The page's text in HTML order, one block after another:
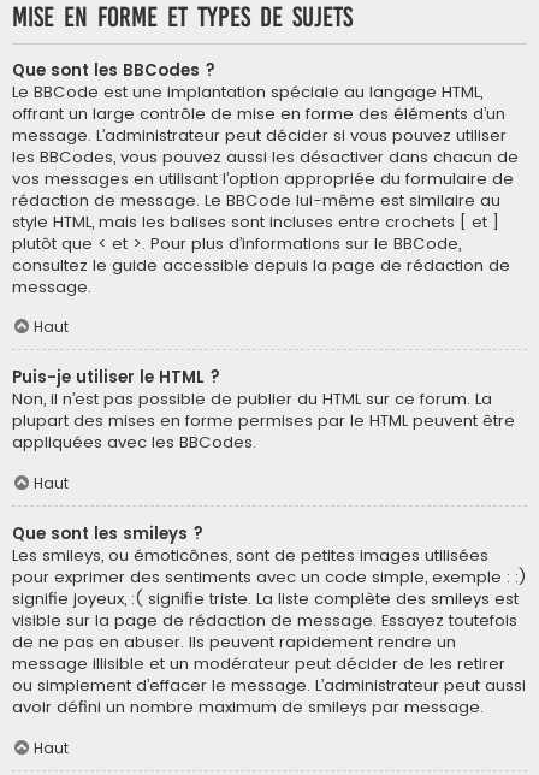
Mise en forme et types de sujets
Que sont les BBCodes ?
Le BBCode est une implantation spéciale au langage HTML,
offrant un large contrôle de mise en forme des éléments d’un
message. L’administrateur peut décider si vous pouvez utiliser
les BBCodes, vous pouvez aussi les désactiver dans chacun de
vos messages en utilisant l’option appropriée du formulaire de
rédaction de message. Le BBCode lui-même est similaire au
style HTML, mais les balises sont incluses entre crochets [ et ]
plutôt que < et >. Pour plus d’informations sur le BBCode,
consultez le guide accessible depuis la page de rédaction de
message.
Haut
Puis-je utiliser le HTML ?
Non, il n’est pas possible de publier du HTML sur ce forum. La
plupart des mises en forme permises par le HTML peuvent être
appliquées avec les BBCodes.
Haut
Que sont les smileys ?
Les smileys, ou émoticônes, sont de petites images utilisées
pour exprimer des sentiments avec un code simple, exemple : :)
signifie joyeux, :( signifie triste. La liste complète des smileys est
visible sur la page de rédaction de message. Essayez toutefois
de ne pas en abuser. Ils peuvent rapidement rendre un
message illisible et un modérateur peut décider de les retirer
ou simplement d’effacer le message. L’administrateur peut aussi
avoir défini un nombre maximum de smileys par message.
Haut